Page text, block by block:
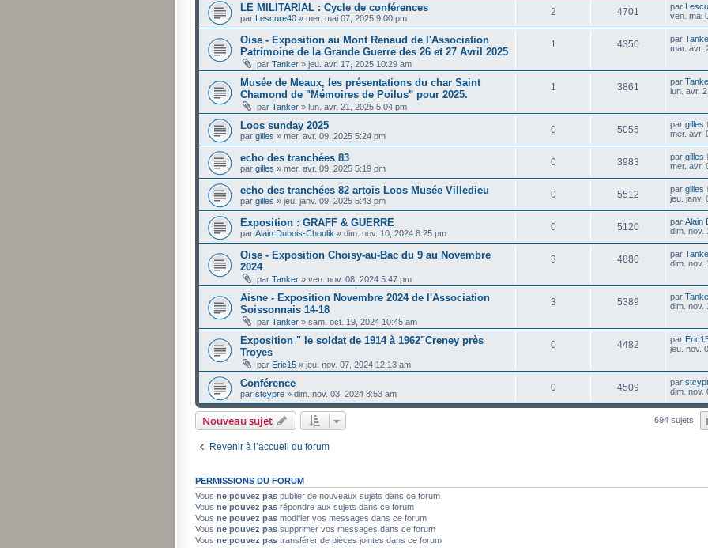
LE MILITARIAL : Cycle de conférences
par Lescure40 » mer. mai 07, 2025 9:00 pm
2 4701 par
ven. mai
Oise - Exposition au Mont Renaud de l'Association
Patrimoine de la Grande Guerre des 26 et 27 Avril 2025
par Tanker » jeu. avr. 17, 2025 10:29 am
1 4350 par
mar. avr.
Musée de Meaux, les présentations du char Saint
Chamond de "Mémoires de Poilus" pour 2025.
par Tanker » lun. avr. 21, 2025 5:04 pm
1 3861 par
lun. avr.
Loos sunday 2025
par gilles » mer. avr. 09, 2025 5:24 pm
0 5055 par gilles
mer. avr.
echo des tranchées 83
par gilles » mer. avr. 09, 2025 5:19 pm
0 3983 par gilles
mer. avr.
echo des tranchées 82 artois Loos Musée Villedieu
par gilles » jeu. janv. 09, 2025 5:43 pm
0 5512 par gilles
jeu. janv.
Exposition : GRAFF & GUERRE
par Alain Dubois-Choulik » dim. nov. 10, 2024 8:25 pm
0 5120 par Alain
dim. nov.
Oise - Exposition Choisy-au-Bac du 9 au Novembre
2024
par Tanker » ven. nov. 08, 2024 5:47 pm
3 4880 par
dim. nov.
Aisne - Exposition Novembre 2024 de l'Association
Soissonnais 14-18
par Tanker » sam. oct. 19, 2024 10:45 am
3 5389 par
dim. nov.
Exposition " le soldat de 1914 à 1962"Creney près
Troyes
par Eric15 » jeu. nov. 07, 2024 12:13 am
0 4482 par
jeu. nov.
Conférence
par stcypre » dim. nov. 03, 2024 8:53 am
0 4509 par
dim. nov.
Nouveau sujet 694 sujets
Revenir à l’accueil du forum
PERMISSIONS DU FORUM
Vous ne pouvez pas publier de nouveaux sujets dans ce forum
Vous ne pouvez pas répondre aux sujets dans ce forum
Vous ne pouvez pas modifier vos messages dans ce forum
Vous ne pouvez pas supprimer vos messages dans ce forum
Vous ne pouvez pas transférer de pièces jointes dans ce forum